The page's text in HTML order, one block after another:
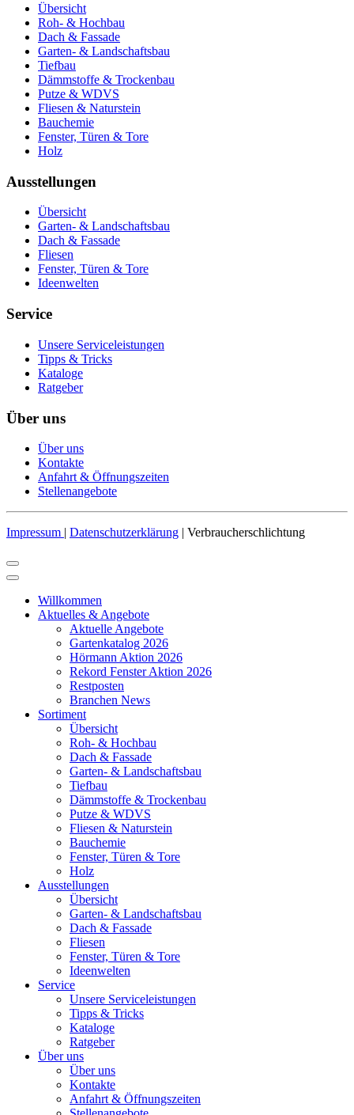
Übersicht
Roh- & Hochbau
Dach & Fassade
Garten- & Landschaftsbau
Tiefbau
Dämmstoffe & Trockenbau
Putze & WDVS
Fliesen & Naturstein
Bauchemie
Fenster, Türen & Tore
Holz
Ausstellungen
Übersicht
Garten- & Landschaftsbau
Dach & Fassade
Fliesen
Fenster, Türen & Tore
Ideenwelten
Service
Unsere Serviceleistungen
Tipps & Tricks
Kataloge
Ratgeber
Über uns
Über uns
Kontakte
Anfahrt & Öffnungszeiten
Stellenangebote
Impressum | Datenschutzerklärung | Verbraucherschlichtung
Willkommen
Aktuelles & Angebote
Aktuelle Angebote
Gartenkatalog 2026
Hörmann Aktion 2026
Rekord Fenster Aktion 2026
Restposten
Branchen News
Sortiment
Übersicht
Roh- & Hochbau
Dach & Fassade
Garten- & Landschaftsbau
Tiefbau
Dämmstoffe & Trockenbau
Putze & WDVS
Fliesen & Naturstein
Bauchemie
Fenster, Türen & Tore
Holz
Ausstellungen
Übersicht
Garten- & Landschaftsbau
Dach & Fassade
Fliesen
Fenster, Türen & Tore
Ideenwelten
Service
Unsere Serviceleistungen
Tipps & Tricks
Kataloge
Ratgeber
Über uns
Über uns
Kontakte
Anfahrt & Öffnungszeiten